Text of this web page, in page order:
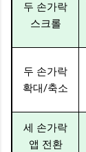
두 손가락
스크롤
두 손가락
확대/축소
세 손가락
앱 전환